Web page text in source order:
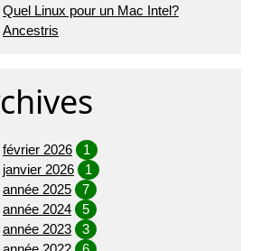
Quel Linux pour un Mac Intel?
Ancestris
février 2026
1
janvier 2026
1
année 2025
7
année 2024
5
année 2023
3